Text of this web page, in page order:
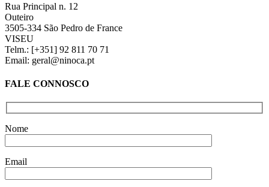
Rua Principal n. 12
Outeiro
3505-334 São Pedro de France
VISEU
Telm.: [+351] 92 811 70 71
Email: geral@ninoca.pt
FALE CONNOSCO
Nome
Email